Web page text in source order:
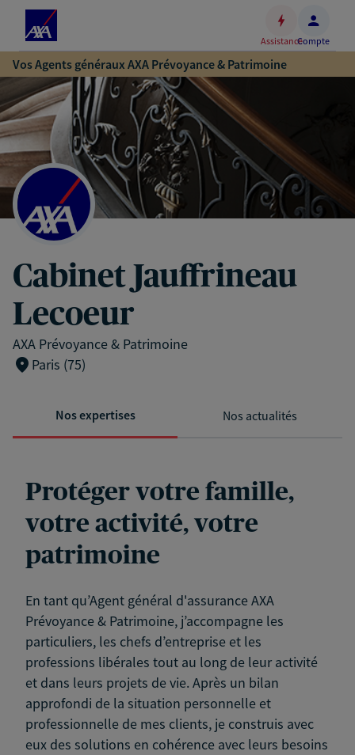
Accéder
au
contenu
principal
Accéder
au
pied
de
page
AssistanceCompte
Vos Agents généraux AXA Prévoyance & Patrimoine
Cabinet Jauffrineau
Lecoeur
AXA Prévoyance & Patrimoine
Paris (75)
Nos expertises Nos actualités
Protéger votre famille,
votre activité, votre
patrimoine
En tant qu’Agent général d'assurance AXA
Prévoyance & Patrimoine, j’accompagne les
particuliers, les chefs d’entreprise et les
professions libérales tout au long de leur activité
et dans leurs projets de vie. Après un bilan
approfondi de la situation personnelle et
professionnelle de mes clients, je construis avec
eux des solutions en cohérence avec leurs besoins